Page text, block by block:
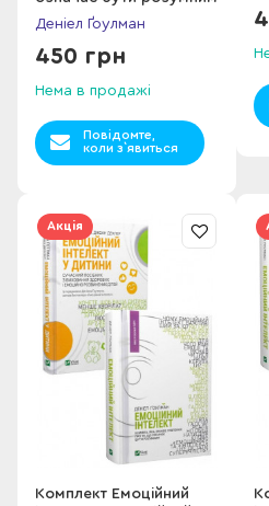
Деніел Ґоулман
450 грн
Нема в продажі
Повідомте,
коли з`явиться
Акція
Комплект Емоційний